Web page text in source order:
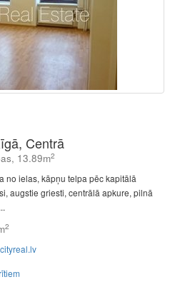
Centrā
13.89m2
no ielas, kāpņu telpa pēc kapitālā
augstie griesti, centrālā apkure, pilnā
2